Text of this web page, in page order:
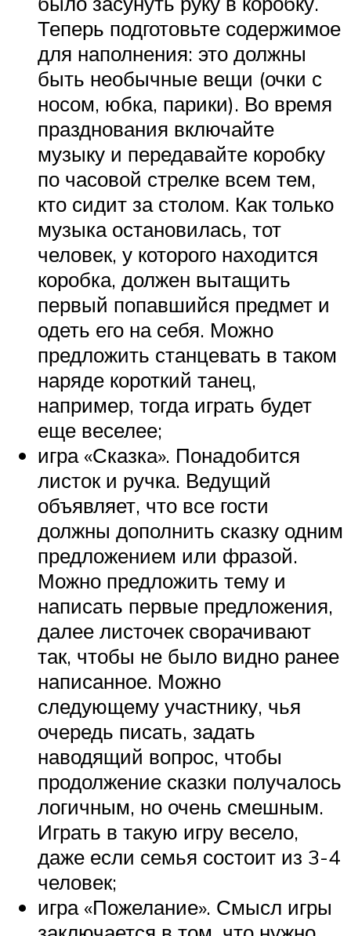
Теперь подготовьте содержимое
для наполнения: это должны
быть необычные вещи (очки с
носом, юбка, парики). Во время
празднования включайте
музыку и передавайте коробку
по часовой стрелке всем тем,
кто сидит за столом. Как только
музыка остановилась, тот
человек, у которого находится
коробка, должен вытащить
первый попавшийся предмет и
одеть его на себя. Можно
предложить станцевать в таком
наряде короткий танец,
например, тогда играть будет
еще веселее;
игра «Сказка». Понадобится
листок и ручка. Ведущий
объявляет, что все гости
должны дополнить сказку одним
предложением или фразой.
Можно предложить тему и
написать первые предложения,
далее листочек сворачивают
так, чтобы не было видно ранее
написанное. Можно
следующему участнику, чья
очередь писать, задать
наводящий вопрос, чтобы
продолжение сказки получалось
логичным, но очень смешным.
Играть в такую игру весело,
даже если семья состоит из 3-4
человек;
игра «Пожелание». Смысл игры